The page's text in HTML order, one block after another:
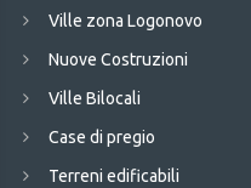
Ville zona Logonovo
Nuove Costruzioni
Ville Bilocali
Case di pregio
Terreni edificabili